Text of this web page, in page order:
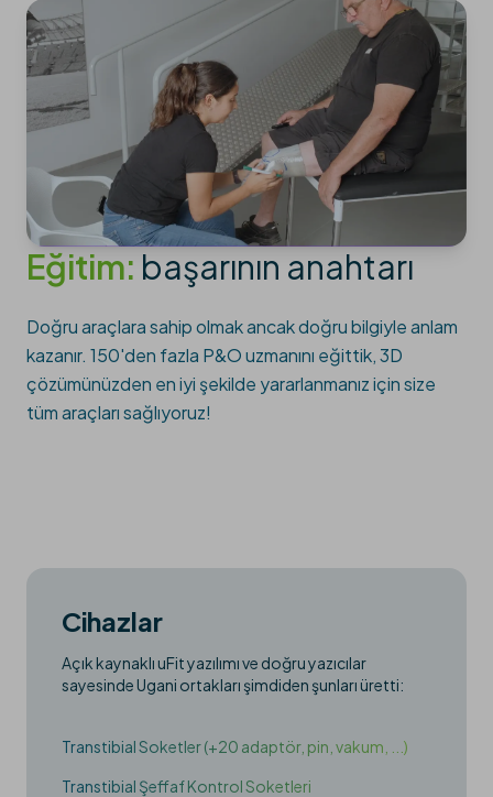
Eğitim: başarının anahtarı
Doğru araçlara sahip olmak ancak doğru bilgiyle anlam
kazanır. 150'den fazla P&O uzmanını eğittik, 3D
çözümünüzden en iyi şekilde yararlanmanız için size
tüm araçları sağlıyoruz!
Cihazlar
Açık kaynaklı uFit yazılımı ve doğru yazıcılar
sayesinde Ugani ortakları şimdiden şunları üretti:
Transtibial Soketler (+20 adaptör, pin, vakum, ...)
Transtibial Şeffaf Kontrol Soketleri